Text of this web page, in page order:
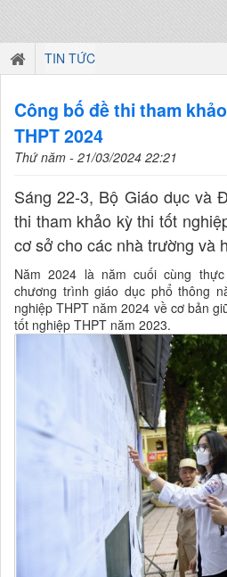
TIN TỨC
Công bố đề thi tham
THPT 2024
Thứ năm - 21/03/2024 22:21
Sáng 22-3, Bộ Giáo dục và
thi tham khảo kỳ thi tốt
cơ sở cho các nhà trường và
Năm 2024 là năm cuối cùng
chương trình giáo dục phổ thông
nghiệp THPT năm 2024 về cơ bản
tốt nghiệp THPT năm 2023.